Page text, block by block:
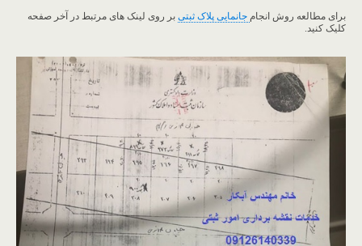
برای مطالعه روش انجام جانمایی پلاک ثبتی بر روی لینک های مرتبط در آخر صفحه
کلیک کنید.